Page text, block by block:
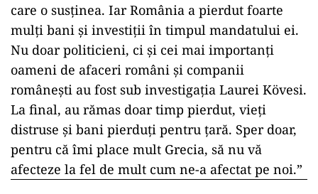
care o susținea. Iar România a pierdut foarte
mulți bani și investiții în timpul mandatului ei.
Nu doar politicieni, ci și cei mai importanți
oameni de afaceri români și companii
românești au fost sub investigația Laurei Kövesi.
La final, au rămas doar timp pierdut, vieți
distruse și bani pierduți pentru țară. Sper doar,
pentru că îmi place mult Grecia, să nu vă
afecteze la fel de mult cum ne-a afectat pe noi.”